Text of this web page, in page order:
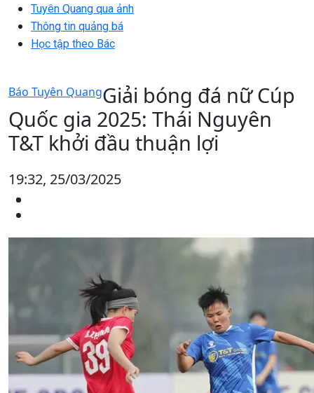
Tuyên Quang qua ảnh
Thông tin quảng bá
Học tập theo Bác
Báo Tuyên QuangGiải bóng đá nữ Cúp
Quốc gia 2025: Thái Nguyên
T&T khởi đầu thuận lợi
19:32, 25/03/2025